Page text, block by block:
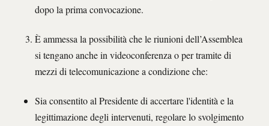
dopo la prima convocazione.
È ammessa la possibilità che le riunioni dell’Assemblea
si tengano anche in videoconferenza o per tramite di
mezzi di telecomunicazione a condizione che:
Sia consentito al Presidente di accertare l'identità e la
legittimazione degli intervenuti, regolare lo svolgimento